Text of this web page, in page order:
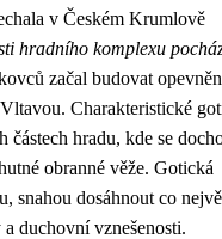
v Českém Krumlově
hradního komplexu
začal budovat
Charakteristické
částech hradu, kde se
obranné věže. Gotická
snahou dosáhnout co
duchovní vznešenosti.